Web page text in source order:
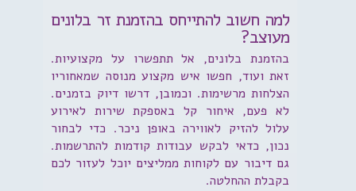
למה חשוב להתייחס בהזמנת זר בלונים
מעוצב?
בהזמנת בלונים, אל תתפשרו על מקצועיות.
זאת ועוד, חפשו איש מקצוע מנוסה שמאחוריו
הצלחות מרשימות. וכמובן, דרשו דיוק בזמנים.
לא פעם, איחור קל באספקת שירות לאירוע
עלול להזיק לאווירה באופן ניכר. כדי לבחור
נכון, כדאי לבקש עבודות קודמות להתרשמות.
גם דיבור עם לקוחות ממליצים יוכל לעזור לכם
בקבלת ההחלטה.